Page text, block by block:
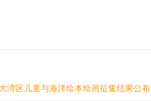
湾区儿童与海洋绘本绘画征集结果公布